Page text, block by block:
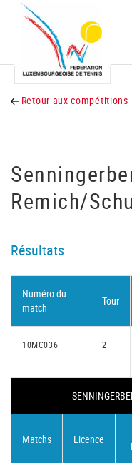
Retour aux compétitions
Remich/
Résultats
Numéro du
match
Tour
10MC036 2
Matchs Licence